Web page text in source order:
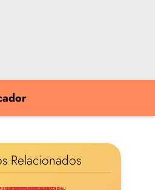
Relacionados